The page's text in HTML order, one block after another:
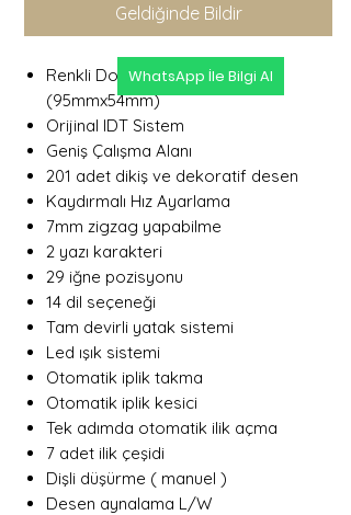
Geldiğinde Bildir
Renkli Dokunmatik Ekran
(95mmx54mm)
Orijinal IDT Sistem
Geniş Çalışma Alanı
201 adet dikiş ve dekoratif desen
Kaydırmalı Hız Ayarlama
7mm zigzag yapabilme
2 yazı karakteri
29 iğne pozisyonu
14 dil seçeneği
Tam devirli yatak sistemi
Led ışık sistemi
Otomatik iplik takma
Otomatik iplik kesici
Tek adımda otomatik ilik açma
7 adet ilik çeşidi
Dişli düşürme ( manuel )
Desen aynalama L/W
WhatsApp İle Bilgi Al